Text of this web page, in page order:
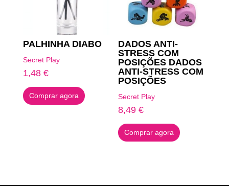
PALHINHA DIABO
Secret Play
1,48 €
Comprar agora
DADOS ANTI-
STRESS COM
POSIÇÕES DADOS
ANTI-STRESS COM
POSIÇÕES
Secret Play
8,49€
Comprar agora